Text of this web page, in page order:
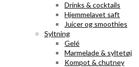
Drinks & cocktails
Hjemmelavet saft
Juicer og smoothies
Syltning
Gelé
Marmelade & syltetøj
Kompot & chutney